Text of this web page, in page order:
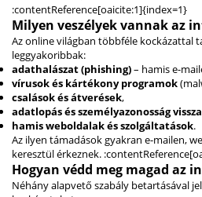
:contentReference[oaicite:1]{index=1}
Milyen veszélyek vannak az
Az online világban többféle kockázattal
leggyakoribbak:
adathalászat (phishing)– hamis e-
vírusok és kártékony programok
csalások és átverések,
adatlopás és személyazonosság
hamis weboldalak és szolgáltatások.
Az ilyen támadások gyakran e-mailen,
keresztül érkeznek.
Hogyan védd meg magad az
Néhány alapvető szabály betartásával